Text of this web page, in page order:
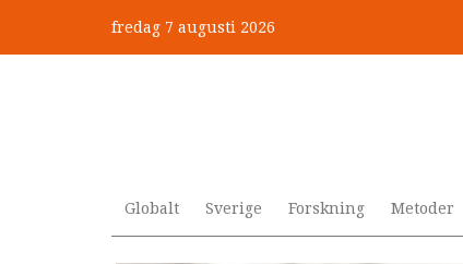
huvudinnehåll
fredag 7 augusti 2026
Globalt Sverige Forskning Metoder
”Jobbet gick bra – just